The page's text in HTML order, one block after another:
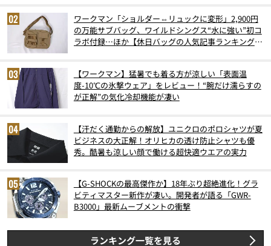
ワークマン「ショルダー⇔リュックに変形」2,900円
の万能サブバッグ、ワイルドシングス“水に強い”初コ
ラボ付録…ほか【休日バッグの人気記事ランキングベ
【ワークマン】猛暑でも着る方が涼しい「表面温
度-10℃の氷撃ウェア」をレビュー！“腕だけ濡らすの
が正解”の気化冷却機能が凄い
【汗だく通勤からの解放】ユニクロのポロシャツが夏
ビジネスの大正解！オリヒカの透け防止シャツも優
秀。酷暑も涼しい顔で働ける超快適ウエアの実力
【G-SHOCKの最高傑作か】18年ぶり超絶進化！グラ
ビティマスター新作が凄い。開発者が語る「GWR-
B3000」最新ムーブメントの衝撃
ランキング一覧を見る